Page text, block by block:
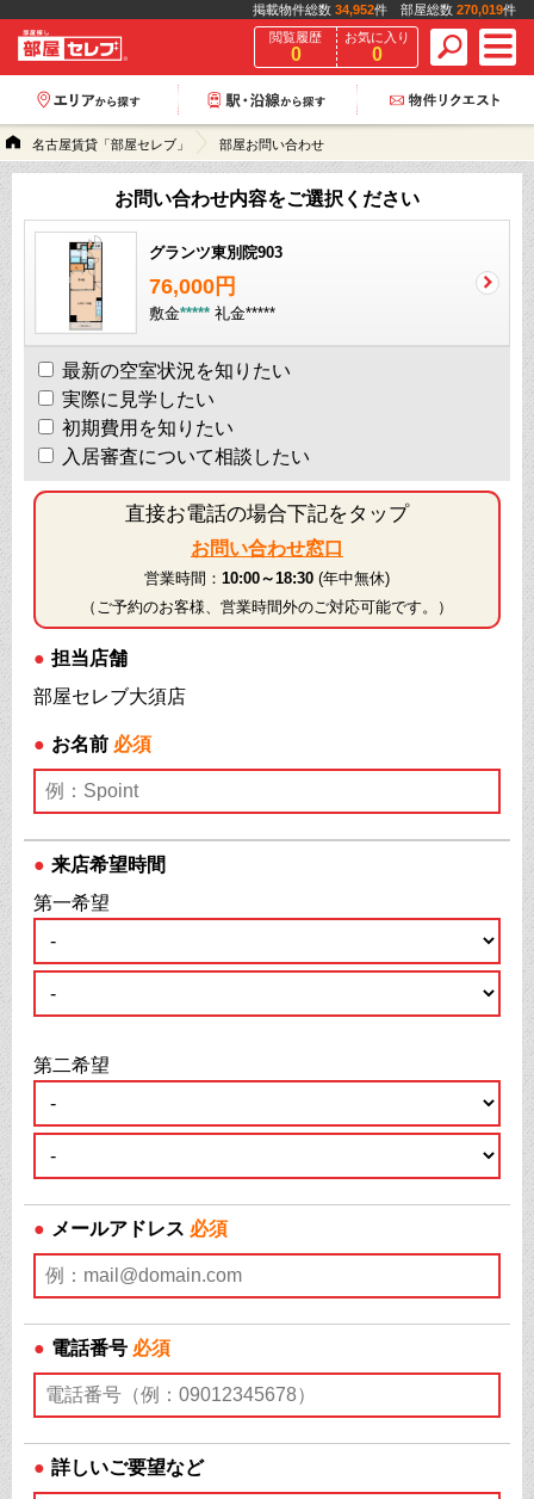
掲載物件総数 34,952件 部屋総数 270,019件
閲覧履歴
0
お気に入り
0
名古屋賃貸「部屋セレブ」 部屋お問い合わせ
お問い合わせ内容をご選択ください
グランツ東別院903
76,000円
敷金***** 礼金*****
最新の空室状況を知りたい
実際に見学したい
初期費用を知りたい
入居審査について相談したい
直接お電話の場合下記をタップ
お問い合わせ窓口
営業時間： 10:00～18:30 (年中無休)
（ご予約のお客様、営業時間外のご対応可能です。）
● 担当店舗
部屋セレブ大須店
● お名前 必須
● 来店希望時間
第一希望
第二希望
● メールアドレス 必須
● 電話番号 必須
● 詳しいご要望など